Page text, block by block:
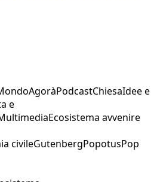
AgoràPodcastChiesaIdee e
e
Ecosistema avvenire
civileGutenbergPopotusPop